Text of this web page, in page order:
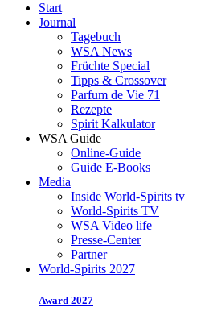
Start
Journal
Tagebuch
WSA News
Früchte Special
Tipps & Crossover
Parfum de Vie 71
Rezepte
Spirit Kalkulator
WSA Guide
Online-Guide
Guide E-Books
Media
Inside World-Spirits tv
World-Spirits TV
WSA Video life
Presse-Center
Partner
World-Spirits 2027
Award 2027